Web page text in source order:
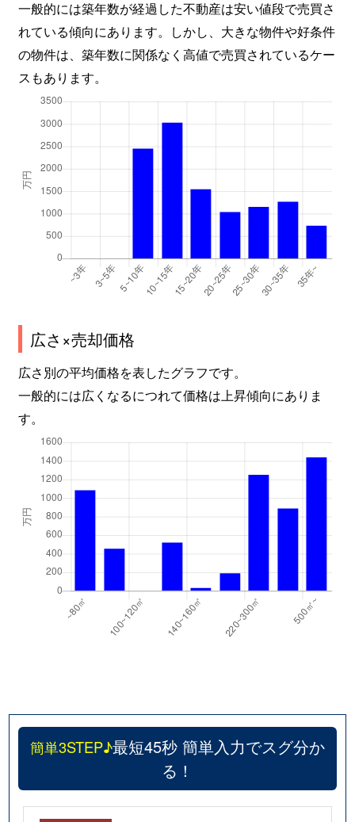
一般的には築年数が経過した不動産は安い値段で売買さ
れている傾向にあります。しかし、大きな物件や好条件
の物件は、築年数に関係なく高値で売買されているケー
スもあります。
広さ×売却価格
広さ別の平均価格を表したグラフです。
一般的には広くなるにつれて価格は上昇傾向にありま
す。
簡単3STEP♪最短45秒 簡単入力でスグ分か
る！